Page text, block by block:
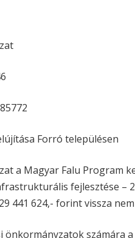
Forró településen
a Magyar Falu Program
fejlesztése –
441 624,- forint vissza
önkormányzatok számára